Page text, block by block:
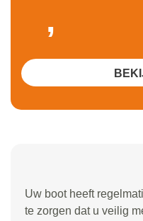
Uw boot heeft
te zorgen dat u veilig
,